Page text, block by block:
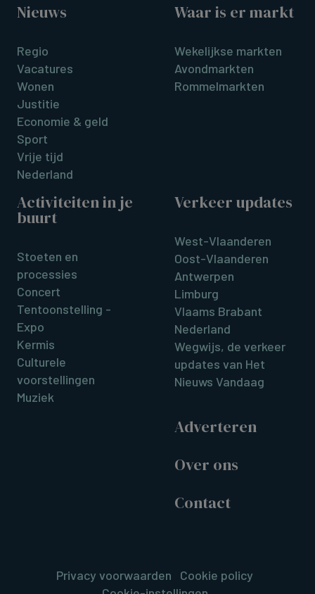
Nieuws
Regio
Vacatures
Wonen
Justitie
Economie & geld
Sport
Vrije tijd
Nederland
Waar is er markt
Wekelijkse markten
Avondmarkten
Rommelmarkten
Activiteiten in je
buurt
Stoeten en
processies
Concert
Tentoonstelling -
Expo
Kermis
Culturele
voorstellingen
Muziek
Verkeer updates
West-Vlaanderen
Oost-Vlaanderen
Antwerpen
Limburg
Vlaams Brabant
Nederland
Wegwijs, de verkeer
updates van Het
Nieuws Vandaag
Adverteren
Over ons
Contact
Privacy voorwaarden
Cookie policy